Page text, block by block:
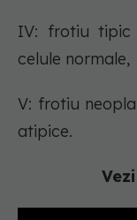
IV: frotiu tipic
celule normale,
V: frotiu
atipice.